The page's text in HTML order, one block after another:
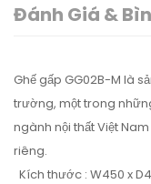
Đánh Giá &
Ghế gấp GG02B-M là
trường, một trong
ngành nội thất Việt
riêng.
Kích thước : W450 x